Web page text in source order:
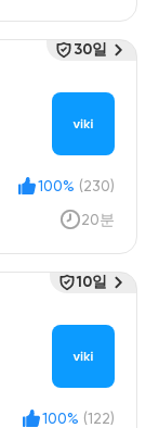
100% (230)
20분
30일
100% (122)
10일